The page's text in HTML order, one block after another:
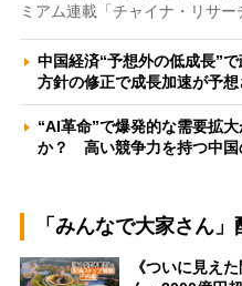
ミアム連載「チャイナ・リサー
中国経済“予想外の低成長”
方針の修正で成長加速が予
“AI革命”で爆発的な需要拡
か？ 高い競争力を持つ中
「みんなで大家さん
《ついに見え